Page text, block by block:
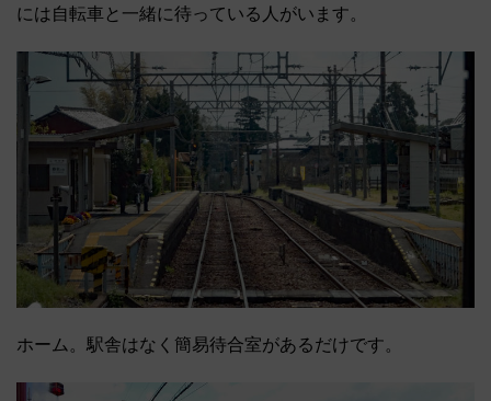
には自転車と一緒に待っている人がいます。
ホーム。駅舎はなく簡易待合室があるだけです。